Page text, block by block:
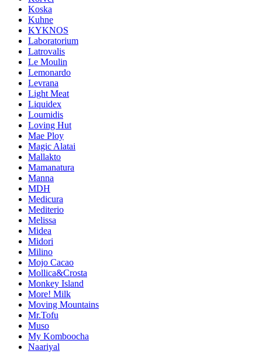
Koska
Kuhne
KYKNOS
Laboratorium
Latrovalis
Le Moulin
Lemonardo
Levrana
Light Meat
Liquidex
Loumidis
Loving Hut
Mae Ploy
Magic Alatai
Mallakto
Mamanatura
Manna
MDH
Medicura
Mediterio
Melissa
Midea
Midori
Milino
Mojo Cacao
Mollica&Crosta
Monkey Island
More! Milk
Moving Mountains
Mr.Tofu
Muso
My Komboocha
Naariyal